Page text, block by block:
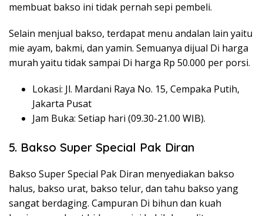
membuat bakso ini tidak pernah sepi pembeli.
Selain menjual bakso, terdapat menu andalan lain yaitu
mie ayam, bakmi, dan yamin. Semuanya dijual Di harga
murah yaitu tidak sampai Di harga Rp 50.000 per porsi.
Lokasi: Jl. Mardani Raya No. 15, Cempaka Putih,
Jakarta Pusat
Jam Buka: Setiap hari (09.30-21.00 WIB).
5. Bakso Super Special Pak Diran
Bakso Super Special Pak Diran menyediakan bakso
halus, bakso urat, bakso telur, dan tahu bakso yang
sangat berdaging. Campuran Di bihun dan kuah